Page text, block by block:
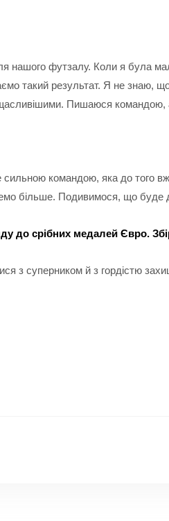
нашого футзалу. Коли я була
такий результат. Я не знаю,
Пишаюся
сильною командою, яка до того
більше. Подивимося, що буде
до срібних медалей Євро.
з суперником й з гордістю